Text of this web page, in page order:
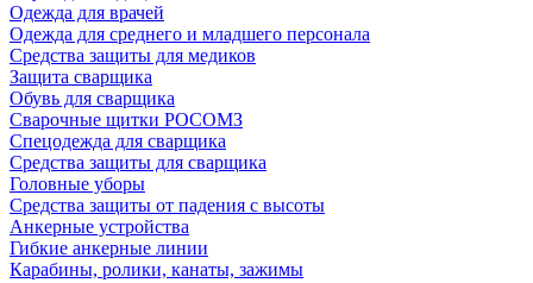
Одежда для врачей
Одежда для среднего и младшего персонала
Средства защиты для медиков
Защита сварщика
Обувь для сварщика
Сварочные щитки РОСОМЗ
Спецодежда для сварщика
Средства защиты для сварщика
Головные уборы
Средства защиты от падения с высоты
Анкерные устройства
Гибкие анкерные линии
Карабины, ролики, канаты, зажимы